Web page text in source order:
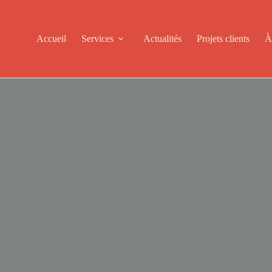
Accueil
Services Actualités Projets clients